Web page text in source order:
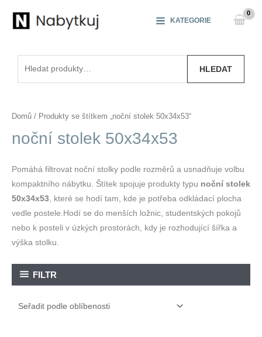
KATEGORIE
HLEDAT
Domů / Produkty se štítkem „noční stolek 50x34x53“
noční stolek 50x34x53
Pomáhá filtrovat noční stolky podle rozměrů a usnadňuje volbu
kompaktního nábytku. Štítek spojuje produkty typu noční stolek
50x34x53 , které se hodí tam, kde je potřeba odkládací plocha
vedle postele.Hodí se do menších ložnic, studentských pokojů
nebo k posteli v úzkých prostorách, kdy je rozhodující šířka a
výška stolku.
FILTR